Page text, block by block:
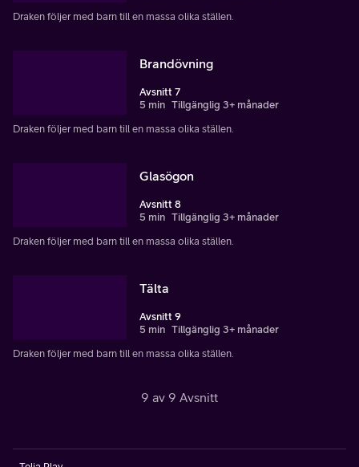
Draken följer med barn till en massa olika ställen.
Brandövning
Avsnitt 7
5 min Tillgänglig 3+ månader
Draken följer med barn till en massa olika ställen.
Glasögon
Avsnitt 8
5 min Tillgänglig 3+ månader
Draken följer med barn till en massa olika ställen.
Tälta
Avsnitt 9
5 min Tillgänglig 3+ månader
Draken följer med barn till en massa olika ställen.
9 av 9 Avsnitt